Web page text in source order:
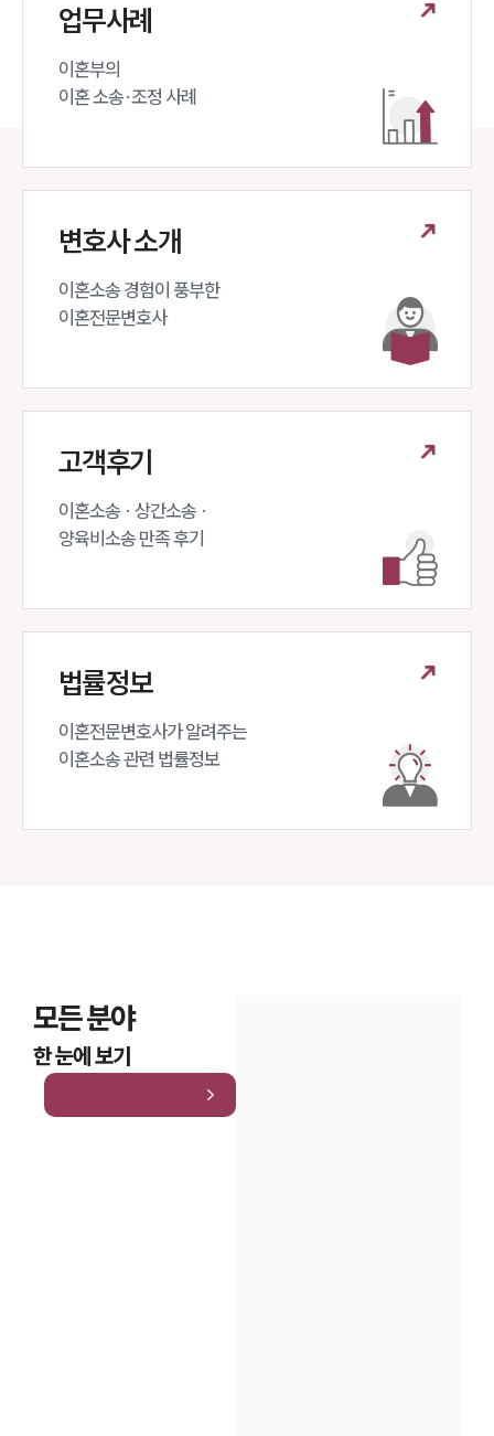
업무사례
이혼부의
이혼 소송·조정 사례
변호사 소개
이혼소송 경험이 풍부한
이혼전문변호사
고객후기
이혼소송 · 상간소송 ·
양육비소송 만족 후기
법률정보
이혼전문변호사가 알려주는
이혼소송 관련 법률정보
모든 분야
한 눈에 보기